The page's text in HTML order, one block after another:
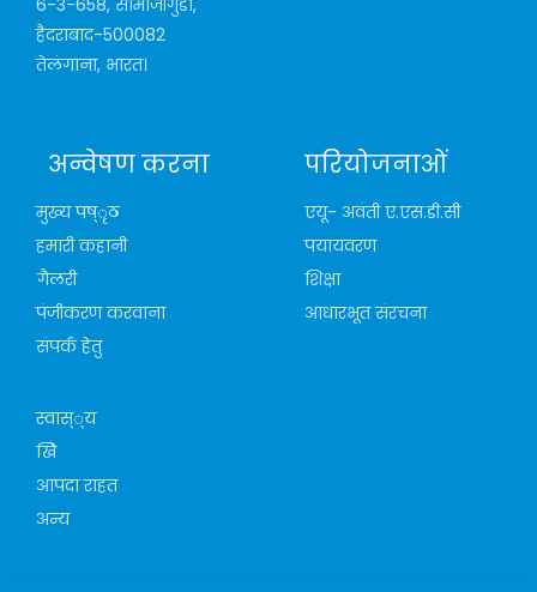
हैदराबाद-500082
तेलंगाना, भारत।
अन्वेषण करना
मुख्य पष्ृठ
हमारी कहानी
गैलरी
पंजीकरण करवाना
संपर्क हेतु
परियोजनाओं
एयू- अवंती ए.एस.डी.सी
पयायवरण
शिक्षा
आधारभूत संरचना
स्वास््य
खेि
आपदा राहत
अन्य